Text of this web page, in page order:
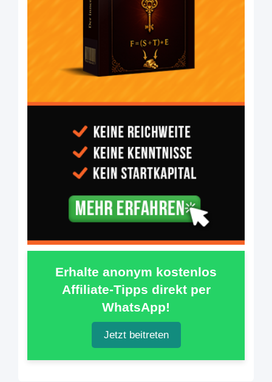
Erhalte anonym kostenlos
Affiliate-Tipps direkt per
WhatsApp!
Jetzt beitreten